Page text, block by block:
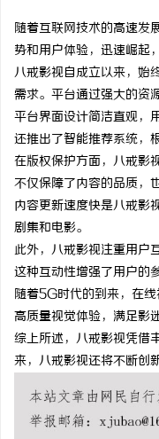
随着互联网技术的高速发
势和用户体验，迅速崛起
八戒影视自成立以来，始
需求。平台通过强大的资
平台界面设计简洁直观，
还推出了智能推荐系统，
在版权保护方面，八戒影
不仅保障了内容的品质，
内容更新速度快是八戒影
剧集和电影。
此外，八戒影视注重用户
这种互动性增强了用户的
随着5G时代的到来，在
高质量视觉体验，满足影
综上所述，八戒影视凭借
来，八戒影视还将不断创